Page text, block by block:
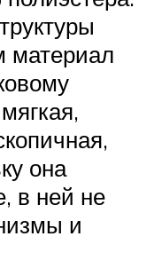
материал
она
в ней не
и